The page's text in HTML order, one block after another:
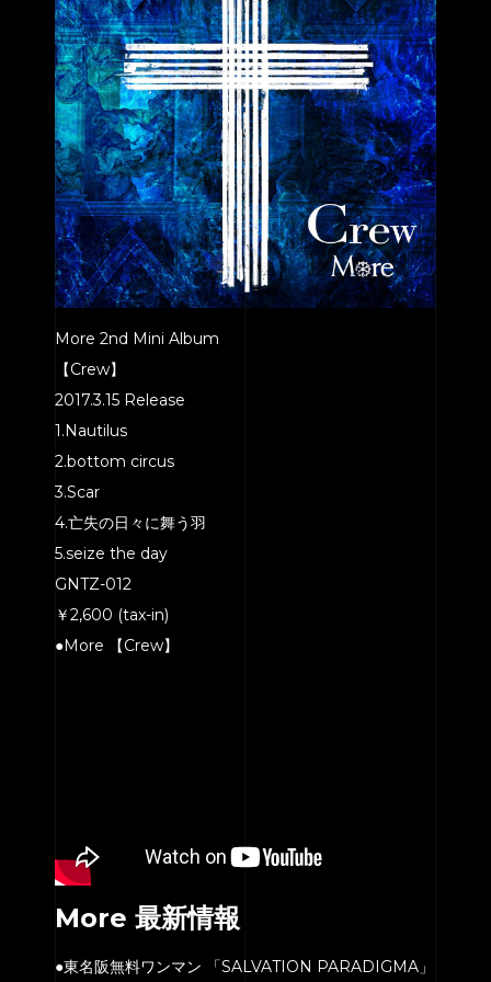
More 2nd Mini Album
【Crew】
2017.3.15 Release
1.Nautilus
2.bottom circus
3.Scar
4.亡失の日々に舞う羽
5.seize the day
GNTZ-012
￥2,600 (tax-in)
●More 【Crew】
More 最新情報
●東名阪無料ワンマン 「SALVATION PARADIGMA」